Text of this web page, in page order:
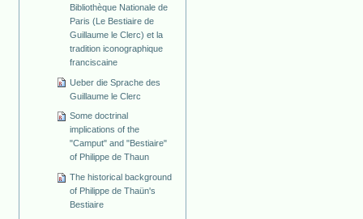
Bibliothèque Nationale de
Paris (Le Bestiaire de
Guillaume le Clerc) et la
tradition iconographique
franciscaine
Ueber die Sprache des
Guillaume le Clerc
Some doctrinal
implications of the
"Camput" and "Bestiaire"
of Philippe de Thaun
The historical background
of Philippe de Thaün's
Bestiaire